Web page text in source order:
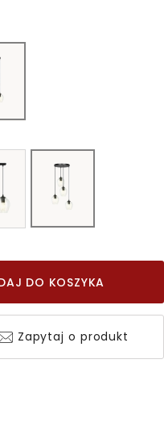
DO KOSZYKA
Zapytaj o produkt